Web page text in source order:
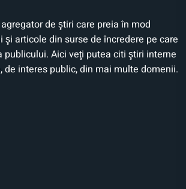
de ştiri care preia în mod
articole din surse de încredere pe care
publicului. Aici veţi putea citi ştiri interne
de interes public, din mai multe domenii.